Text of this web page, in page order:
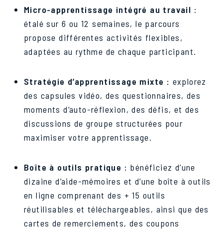
Micro-apprentissage intégré au travail :
étalé sur 6 ou 12 semaines, le parcours
propose différentes activités flexibles,
adaptées au rythme de chaque participant.
Stratégie d’apprentissage mixte : explorez
des capsules vidéo, des questionnaires, des
moments d’auto-réflexion, des défis, et des
discussions de groupe structurées pour
maximiser votre apprentissage.
Boîte à outils pratique : bénéficiez d’une
dizaine d’aide-mémoires et d’une boîte à outils
en ligne comprenant des + 15 outils
réutilisables et téléchargeables, ainsi que des
cartes de remerciements, des coupons